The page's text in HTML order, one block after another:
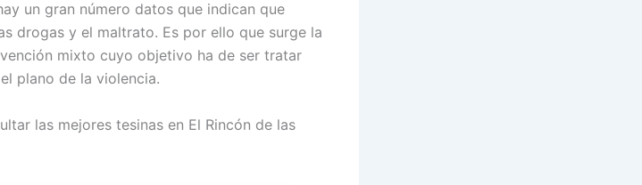
un gran número datos que indican que
drogas y el maltrato. Es por ello que surge la
mixto cuyo objetivo ha de ser tratar
plano de la violencia.
las mejores tesinas en El Rincón de las